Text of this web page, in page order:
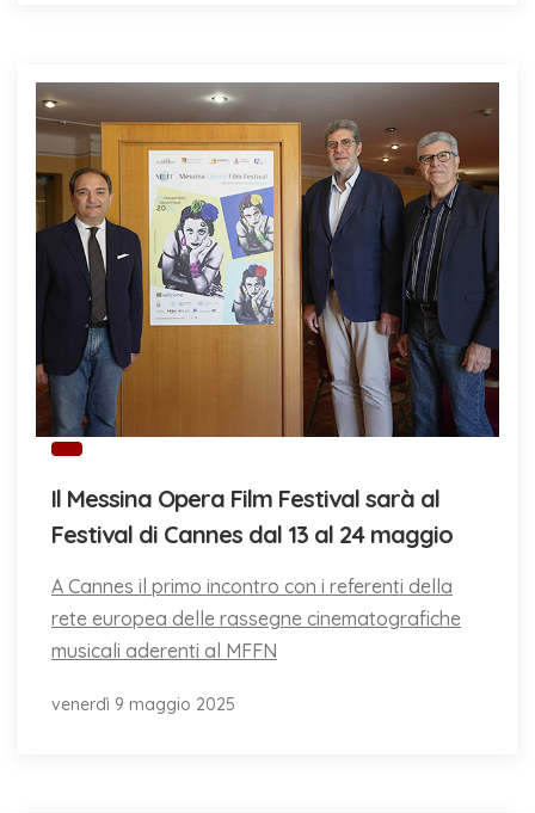
Il Messina Opera Film Festival sarà al
Festival di Cannes dal 13 al 24 maggio
A Cannes il primo incontro con i referenti della
rete europea delle rassegne cinematografiche
musicali aderenti al MFFN
venerdì 9 maggio 2025